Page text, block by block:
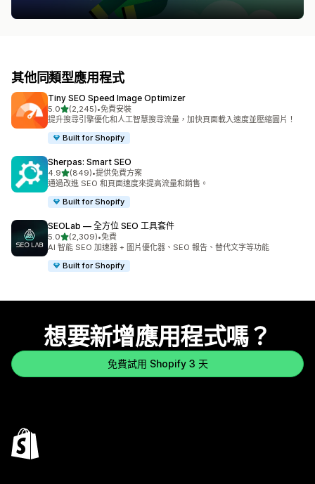
其他同類型應用程式
Tiny SEO Speed Image Optimizer
5.0滿分 5 顆星
(2,245)
共有 2245 則評價
•免費安裝
提升搜尋引擎優化和人工智慧搜尋流量，加快頁面載入速度並壓縮圖片！
Built for Shopify
Sherpas: Smart SEO
4.9滿分 5 顆星
(849)
共有 849 則評價
•提供免費方案
通過改進 SEO 和頁面速度來提高流量和銷售。
Built for Shopify
SEOLab — 全方位 SEO 工具套件
5.0滿分 5 顆星
(2,309)
共有 2309 則評價
•免費
AI 智能 SEO 加速器 + 圖片優化器、SEO 報告、替代文字等功能
Built for Shopify
想要新增應用程式嗎？
免費試用 Shopify 3 天